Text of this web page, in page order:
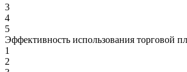
3
4
5
Эффективность использования торговой
1
2